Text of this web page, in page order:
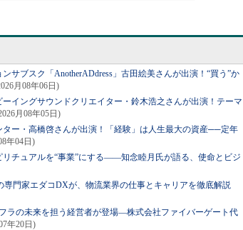
サブスク「AnotherADdress」古田絵美さんが出演！“買う”か
月08年06日)
イングサウンドクリエイター・鈴木浩之さんが出演！テーマ
月08年05日)
ター・高橋啓さんが出演！「経験」は人生最大の資産──定年
年04日)
リチュアルを“事業”にする――知念睦月氏が語る、使命とビジ
専門家エダコDXが、物流業界の仕事とキャリアを徹底解説
ラの未来を担う経営者が登場―株式会社ファイバーゲート代
年20日)